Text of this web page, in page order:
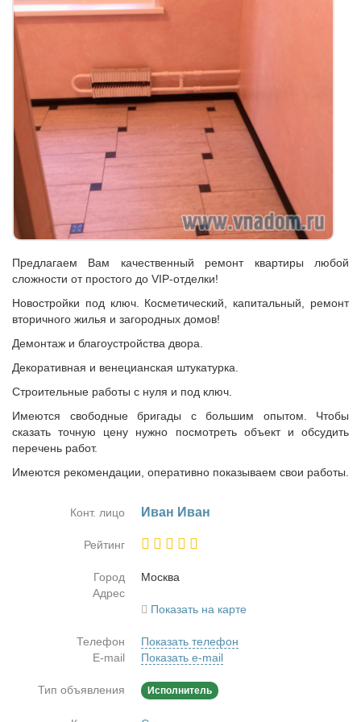
Предлагаем Вам качественный ремонт квартиры любой
сложности от простого до VIP-отделки!
Новостройки под ключ. Косметический, капитальный, ремонт
вторичного жилья и загородных домов!
Демонтаж и благоустройства двора.
Декоративная и венецианская штукатурка.
Строительные работы с нуля и под ключ.
Имеются свободные бригады с большим опытом. Чтобы
сказать точную цену нужно посмотреть объект и обсудить
перечень работ.
Имеются рекомендации, оперативно показываем свои работы.
Конт. лицо Иван Иван
Рейтинг
Город
Москва
Адрес
Показать на карте
Телефон
Показать телефон
E-mail
Показать e-mail
Тип объявления Исполнитель